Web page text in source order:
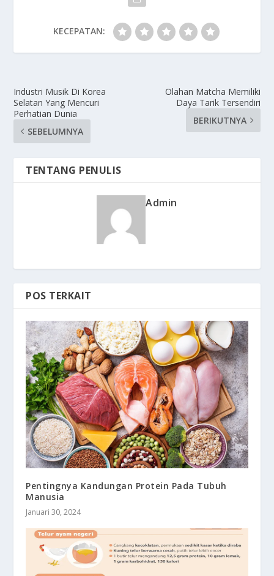
KECEPATAN:
Industri Musik Di Korea
Selatan Yang Mencuri
Perhatian Dunia
SEBELUMNYA
Olahan Matcha Memiliki
Daya Tarik Tersendiri
BERIKUTNYA
TENTANG PENULIS
Admin
POS TERKAIT
Pentingnya Kandungan Protein Pada Tubuh
Manusia
Januari 30, 2024